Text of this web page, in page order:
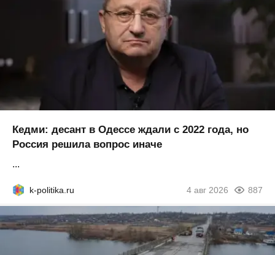
Кедми: десант в Одессе ждали с 2022 года, но
Россия решила вопрос иначе
...
k-politika.ru 4 авг 2026 887